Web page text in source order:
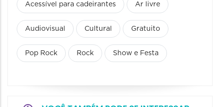
Acessível para cadeirantes Ar livre
Audiovisual Cultural Gratuito
Pop Rock Rock Show e Festa